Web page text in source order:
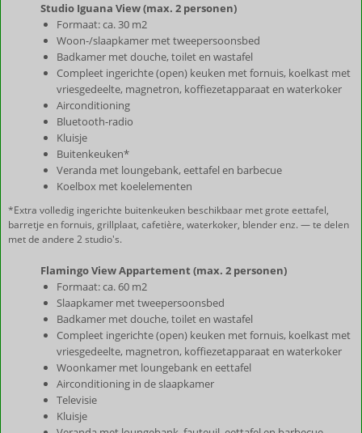
Studio Iguana View (max. 2 personen)
Formaat: ca. 30 m2
Woon-/slaapkamer met tweepersoonsbed
Badkamer met douche, toilet en wastafel
Compleet ingerichte (open) keuken met fornuis, koelkast met
vriesgedeelte, magnetron, koffiezetapparaat en waterkoker
Airconditioning
Bluetooth-radio
Kluisje
Buitenkeuken*
Veranda met loungebank, eettafel en barbecue
Koelbox met koelelementen
*Extra volledig ingerichte buitenkeuken beschikbaar met grote eettafel,
barretje en fornuis, grillplaat, cafetière, waterkoker, blender enz. — te delen
met de andere 2 studio's.
Flamingo View Appartement (max. 2 personen)
Formaat: ca. 60 m2
Slaapkamer met tweepersoonsbed
Badkamer met douche, toilet en wastafel
Compleet ingerichte (open) keuken met fornuis, koelkast met
vriesgedeelte, magnetron, koffiezetapparaat en waterkoker
Woonkamer met loungebank en eettafel
Airconditioning in de slaapkamer
Televisie
Kluisje